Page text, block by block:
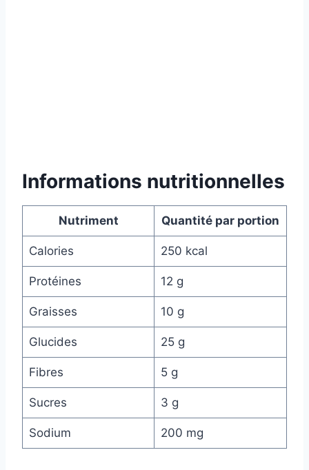
Informations nutritionnelles
Nutriment Quantité par portion
Calories 250 kcal
Protéines 12 g
Graisses 10 g
Glucides 25 g
Fibres 5 g
Sucres 3 g
Sodium 200 mg